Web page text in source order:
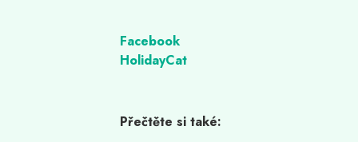
Facebook
HolidayCat
Přečtěte si také: